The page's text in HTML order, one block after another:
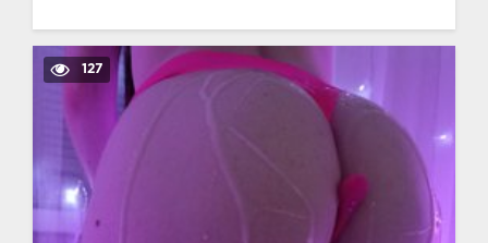
127